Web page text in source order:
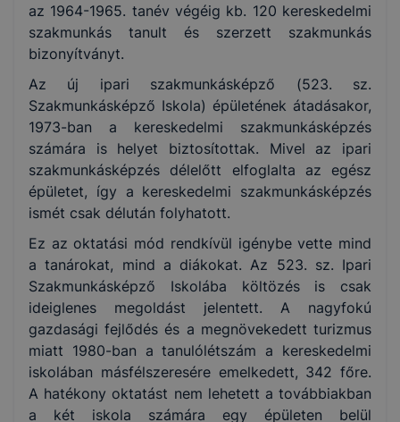
az 1964-1965. tanév végéig kb. 120 kereskedelmi
szakmunkás tanult és szerzett szakmunkás
bizonyítványt.
Az új ipari szakmunkásképző (523. sz.
Szakmunkásképző Iskola) épületének átadásakor,
1973-ban a kereskedelmi szakmunkásképzés
számára is helyet biztosítottak. Mivel az ipari
szakmunkásképzés délelőtt elfoglalta az egész
épületet, így a kereskedelmi szakmunkásképzés
ismét csak délután folyhatott.
Ez az oktatási mód rendkívül igénybe vette mind
a tanárokat, mind a diákokat. Az 523. sz. Ipari
Szakmunkásképző Iskolába költözés is csak
ideiglenes megoldást jelentett. A nagyfokú
gazdasági fejlődés és a megnövekedett turizmus
miatt 1980-ban a tanulólétszám a kereskedelmi
iskolában másfélszeresére emelkedett, 342 főre.
A hatékony oktatást nem lehetett a továbbiakban
a két iskola számára egy épületen belül